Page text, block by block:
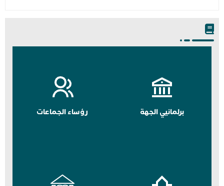
برلمانيي الجهة رؤساء الجماعات